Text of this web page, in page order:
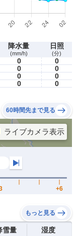
降水量
(mm/h)
日照
(分)
0
0
0
0
0
0
0 0
60時間先まで見る
もっと見る
雪量 湿度